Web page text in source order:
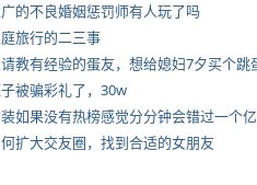
的不良婚姻惩罚师有人玩了吗
旅行的二三事
被骗彩礼了，30w
如果没有热榜感觉分分钟会错过一个亿
扩大交友圈，找到合适的女朋友